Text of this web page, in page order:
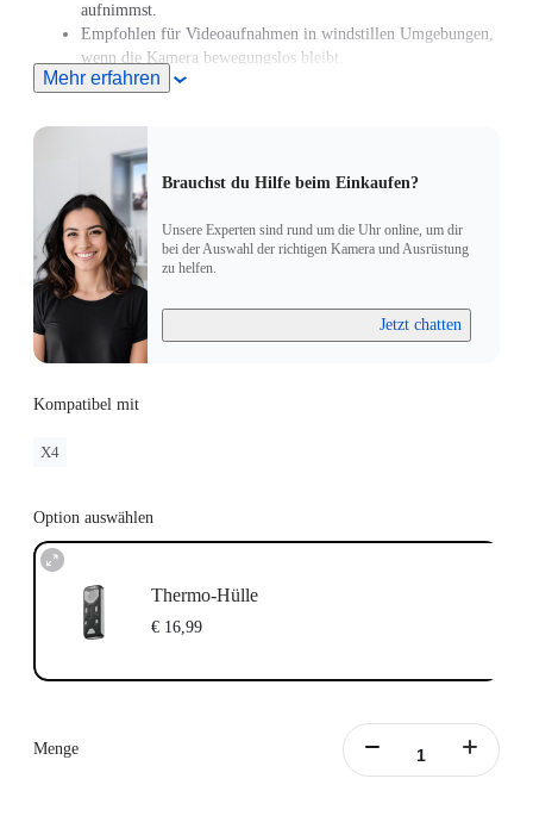
aufnimmst.
Empfohlen für Videoaufnahmen in windstillen Umgebungen,
wenn die Kamera bewegungslos bleibt.
Nicht empfohlen beim Skifahren, Wassersport,
Mehr erfahren
Brauchst du Hilfe beim Einkaufen?
Unsere Experten sind rund um die Uhr online, um dir
bei der Auswahl der richtigen Kamera und Ausrüstung
zu helfen.
Jetzt chatten
Kompatibel mit
X4
Option auswählen
Thermo-Hülle
€ 16,99
Menge